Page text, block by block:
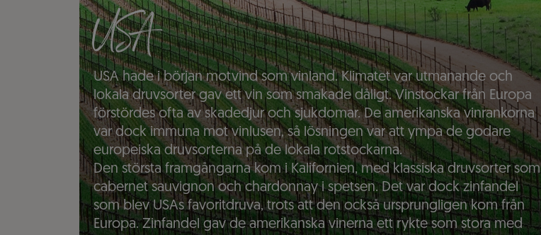
USA
USA hade i början motvind som vinland. Klimatet var utmanande och
lokala druvsorter gav ett vin som smakade dåligt. Vinstockar från Europa
förstördes ofta av skadedjur och sjukdomar. De amerikanska vinrankorna
var dock immuna mot vinlusen, så lösningen var att ympa de godare
europeiska druvsorterna på de lokala rotstockarna.
Den största framgångarna kom i Kalifornien, med klassiska druvsorter som
cabernet sauvignon och chardonnay i spetsen. Det var dock zinfandel
som blev USAs favoritdruva, trots att den också ursprungligen kom från
Europa. Zinfandel gav de amerikanska vinerna ett rykte som stora med